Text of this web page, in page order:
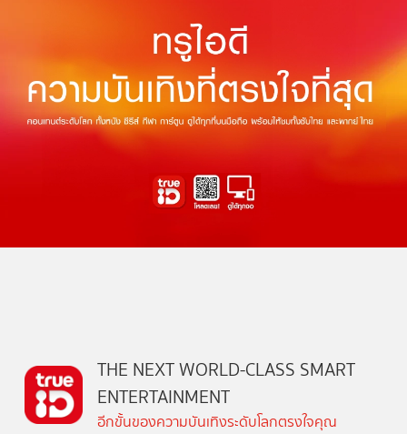
THE NEXT WORLD-CLASS SMART
ENTERTAINMENT
อีกขั้นของความบันเทิงระดับโลกตรงใจคุณ